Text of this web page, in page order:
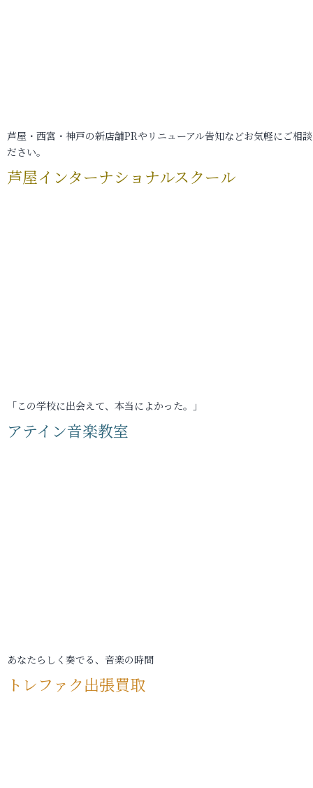
芦屋・西宮・神戸の新店舗PRやリニューアル告知などお気軽にご相
ださい。
芦屋インターナショナルスクール
「この学校に出会えて、本当によかった。」
アテイン音楽教室
あなたらしく奏でる、音楽の時間
トレファク出張買取